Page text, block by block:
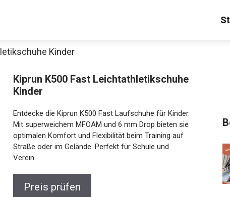
Kinder
Kiprun K500 Fast Leichtathletikschuhe
Kinder
Entdecke die Kiprun K500 Fast Laufschuhe für Kinder.
Mit superweichem MFOAM und 6 mm Drop bieten sie
optimalen Komfort und Flexibilität beim Training auf
Straße oder im Gelände. Perfekt für Schule und
Verein.
Preis prüfen